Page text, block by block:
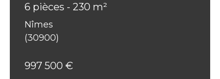
6 pièces - 230 m²
Nîmes
(30900)
997 500 €